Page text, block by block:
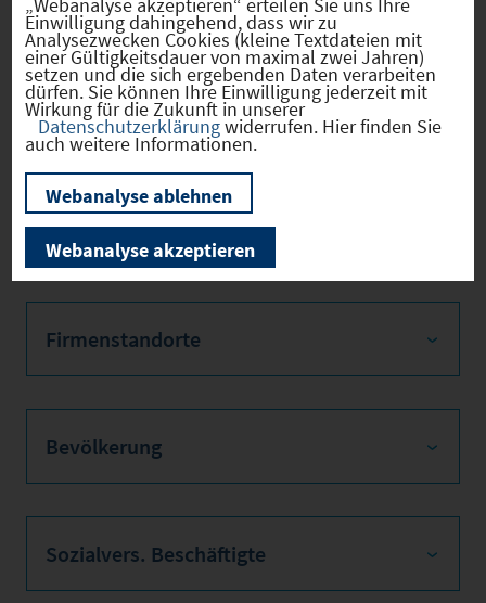
Gewerbest
euerhebes
atz
2024 330
Hebesatz
der
Grundsteu
er B
2024 360
Firmenstandorte
Bevölkerung
Sozialvers. Beschäftigte
„Webanalyse akzeptieren“ erteilen Sie uns Ihre
Einwilligung dahingehend, dass wir zu
Analysezwecken Cookies (kleine Textdateien mit
einer Gültigkeitsdauer von maximal zwei Jahren)
setzen und die sich ergebenden Daten verarbeiten
dürfen. Sie können Ihre Einwilligung jederzeit mit
Wirkung für die Zukunft in unserer
Datenschutzerklärungwiderrufen. Hier finden Sie
auch weitere Informationen.
Webanalyse ablehnen
Webanalyse akzeptieren